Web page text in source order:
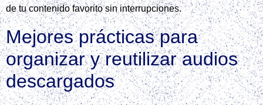
de tu contenido favorito sin interrupciones.
Mejores prácticas para
organizar y reutilizar audios
descargados